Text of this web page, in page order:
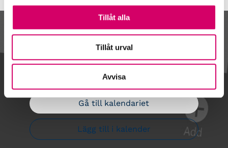
Tillåt alla
Tillåt urval
Avvisa
Kalendarium
Gå till kalendariet
Lägg till i kalender